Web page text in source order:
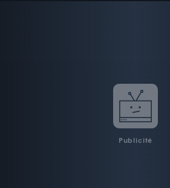
Publicité